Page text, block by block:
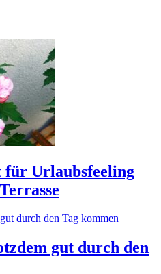
für Urlaubsfeeling
gut durch den